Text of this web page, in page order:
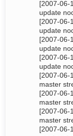
[2007-06-
update
[2007-06-
update
[2007-06-
update
[2007-06-
update
[2007-06-
master
[2007-06-
master
[2007-06-
master
[2007-06-